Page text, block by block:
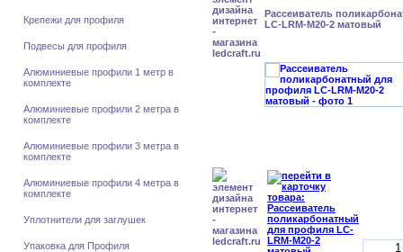
Крепежи для профиля
Подвесы для профиля
Алюминиевые профили 1 метр в
комплекте
Алюминиевые профили 2 метра в
комплекте
Алюминиевые профили 3 метра в
комплекте
Алюминиевые профили 4 метра в
комплекте
Уплотнители для заглушек
Упаковка для Профиля
Рассеиватель
LC-LRM-M20-2 матовый